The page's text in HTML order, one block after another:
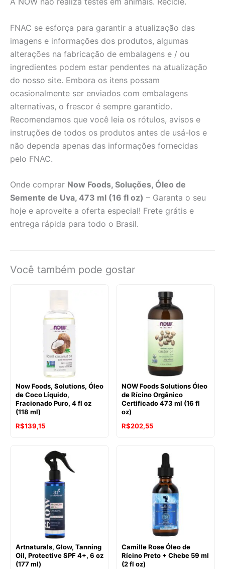
FNAC se esforça para garantir a atualização das
imagens e informações dos produtos, algumas
alterações na fabricação de embalagens e / ou
ingredientes podem estar pendentes na atualização
do nosso site. Embora os itens possam
ocasionalmente ser enviados com embalagens
alternativas, o frescor é sempre garantido.
Recomendamos que você leia os rótulos, avisos e
instruções de todos os produtos antes de usá-los e
não dependa apenas das informações fornecidas
pelo FNAC.
Onde comprar Now Foods, Soluções, Óleo de
Semente de Uva, 473 ml (16 fl oz) – Garanta o seu
hoje e aproveite a oferta especial! Frete grátis e
entrega rápida para todo o Brasil.
Você também pode gostar
Now Foods, Solutions, Óleo
de Coco Líquido,
Fracionado Puro, 4 fl oz
(118 ml)
R$139,15
NOW Foods Solutions Óleo
de Rícino Orgânico
Certificado 473 ml (16 fl
oz)
R$202,55
Artnaturals, Glow, Tanning
Oil, Protective SPF 4+, 6 oz
(177 ml)
Camille Rose Óleo de
Rícino Preto + Chebe 59 ml
(2 fl oz)